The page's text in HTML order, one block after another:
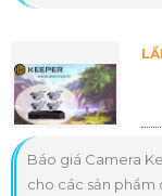
Báo giá Camera
cho các sản